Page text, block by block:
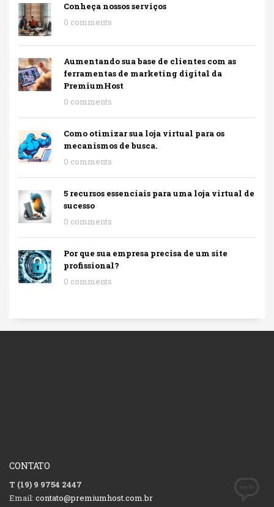
Conheça nossos serviços
0 comments
Aumentando sua base de clientes com as
ferramentas de marketing digital da
PremiumHost
0 comments
Como otimizar sua loja virtual para os
mecanismos de busca.
0 comments
5 recursos essenciais para uma loja virtual de
sucesso
0 comments
Por que sua empresa precisa de um site
profissional?
0 comments
CONTATO
T (19) 9 9754 2447
Email: contato@premiumhost.com.br